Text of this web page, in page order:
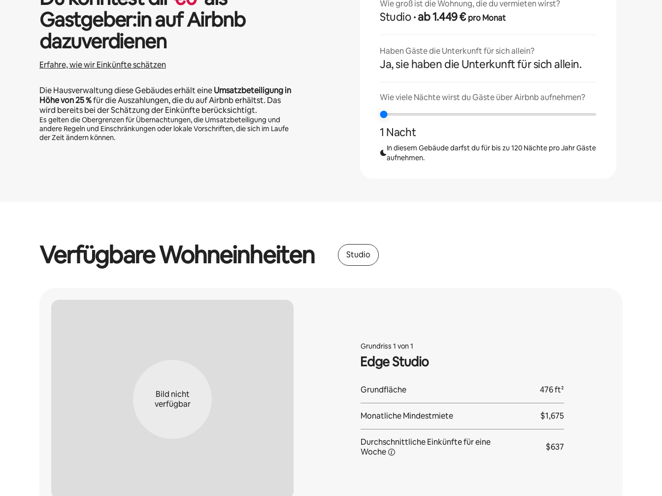
Gastgeber:in auf Airbnb
dazuverdienen
Erfahre, wie wir Einkünfte schätzen
Die Hausverwaltung diese Gebäudes erhält eineUmsatzbeteiligung in
Höhe von25 %für die Auszahlungen, die du auf Airbnb erhältst. Das
wird bereits bei der Schätzung der Einkünfte berücksichtigt.
Es gelten die Obergrenzen für Übernachtungen, die Umsatzbeteiligung und
andere Regeln und Einschränkungen oder lokale Vorschriften, die sich im Laufe
der Zeit ändern können.
Wie groß ist die Wohnung, die du vermieten wirst?
Studio · ab 1.449 €pro Monat
Haben Gäste die Unterkunft für sich allein?
Ja, sie haben die Unterkunft für sich allein.
Wie viele Nächte wirst du Gäste über Airbnb aufnehmen?
1 Nacht
In diesem Gebäude darfst du für bis zu 120 Nächte pro Jahr Gäste
aufnehmen.
Verfügbare Wohneinheiten Studio
Bild nicht
verfügbar
Grundriss 1 von 1
Edge Studio
Grundfläche 476 ft²
Monatliche Mindestmiete $1,675
Durchschnittliche Einkünfte für eine
Woche
$637